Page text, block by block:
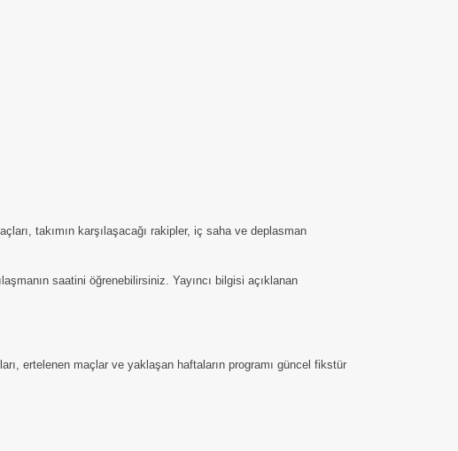
takımın karşılaşacağı rakipler, iç saha ve deplasman
saatini öğrenebilirsiniz. Yayıncı bilgisi açıklanan
ertelenen maçlar ve yaklaşan haftaların programı güncel fikstür